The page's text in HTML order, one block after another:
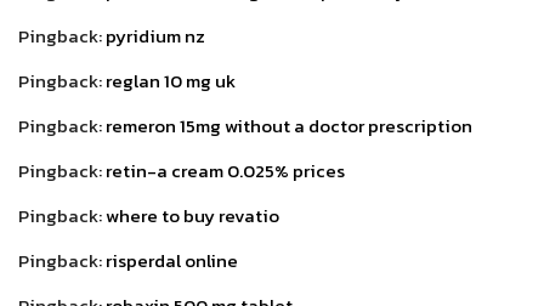
Pingback:pyridium nz
Pingback:reglan 10 mg uk
Pingback:remeron 15mg without a doctor prescription
Pingback:retin-a cream 0.025% prices
Pingback:where to buy revatio
Pingback:risperdal online